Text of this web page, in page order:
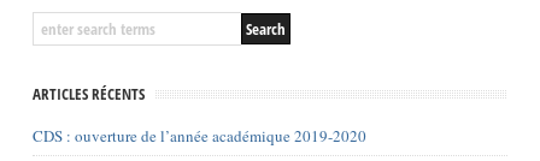
ARTICLES RÉCENTS
CDS : ouverture de l’année académique 2019-2020